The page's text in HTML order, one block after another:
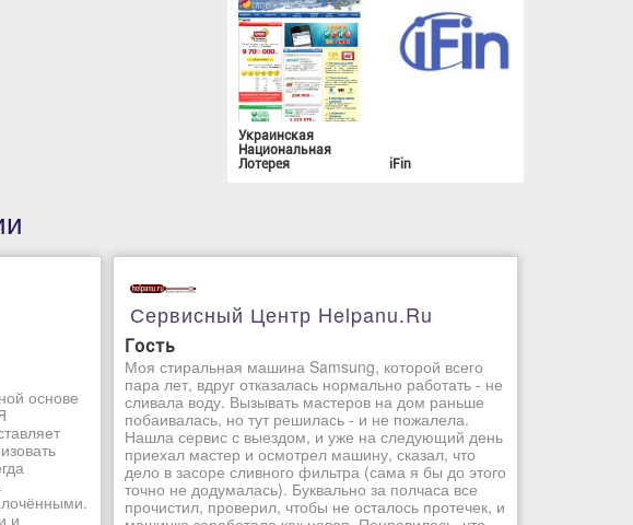
Украинская
Национальная
Лотерея
iFin
основе
и
Сервисный Центр Helpanu.ru
Гость
Моя стиральная машина Samsung, которой всего
пара лет, вдруг отказалась нормально работать - не
сливала воду. Вызывать мастеров на дом раньше
побаивалась, но тут решилась - и не пожалела.
Нашла сервис с выездом, и уже на следующий день
приехал мастер и осмотрел машину, сказал, что
дело в засоре сливного фильтра (сама я бы до этого
точно не додумалась). Буквально за полчаса все
прочистил, проверил, чтобы не осталось протечек, и